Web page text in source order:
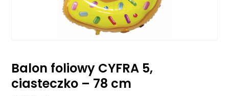
Balon foliowy CYFRA 5,
ciasteczko – 78 cm